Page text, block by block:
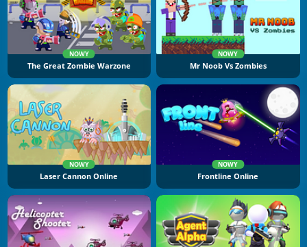
NOWY
The Great Zombie Warzone
NOWY
Mr Noob Vs Zombies
NOWY
Laser Cannon Online
NOWY
Frontline Online